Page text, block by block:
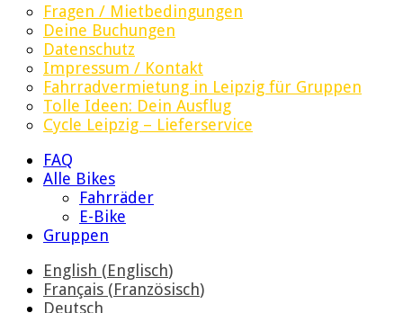
Fragen / Mietbedingungen
Deine Buchungen
Datenschutz
Impressum / Kontakt
Fahrradvermietung in Leipzig für Gruppen
Tolle Ideen: Dein Ausflug
Cycle Leipzig – Lieferservice
FAQ
Alle Bikes
Fahrräder
E-Bike
Gruppen
English (Englisch)
Français (Französisch)
Deutsch